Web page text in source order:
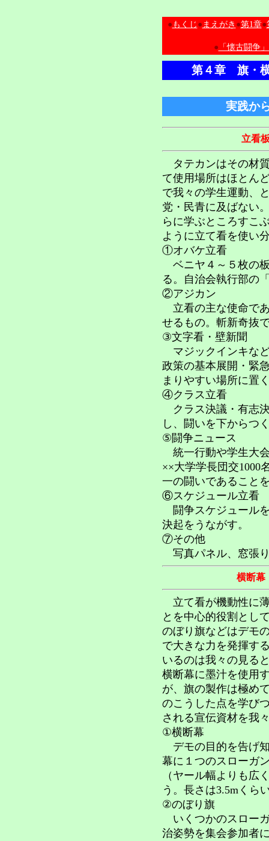
●もくじ● まえがき ●第1章●
● 「懐古闘争
第４章 旗・
実践か
立看
タテカンはその材
て使用場所はほとん
で我々の学生運動、
党・民青に及ばない
らに学ぶところすこ
ように立て看を使い
①オバケ立看
ベニヤ４～５枚の
る。自治会執行部の
②アジカン
立看の主な使命で
せるもの。斬新奇抜
③文字看・壁新聞
マジックインキな
政策の基本展開・緊
まりやすい場所に置
④クラス立看
クラス決議・有志
し、闘いを下からつ
⑤闘争ニュース
統一行動や学生大
××大学学長団交1000
一の闘いであること
⑥スケジュール立看
闘争スケジュール
決起をうながす。
⑦その他
写真パネル、窓張
横断幕
立て看が機動性に
とを中心的役割とし
のぼり旗などはデモ
で大きな力を発揮す
いるのは我々の見る
横断幕に墨汁を使用
が、旗の製作は極め
のこうした点を学び
される宣伝資材を我
①横断幕
デモの目的を告げ
幕に１つのスローガ
（ヤール幅よりも広
う。長さは3.5mくら
②のぼり旗
いくつかのスロー
治姿勢を集会参加者